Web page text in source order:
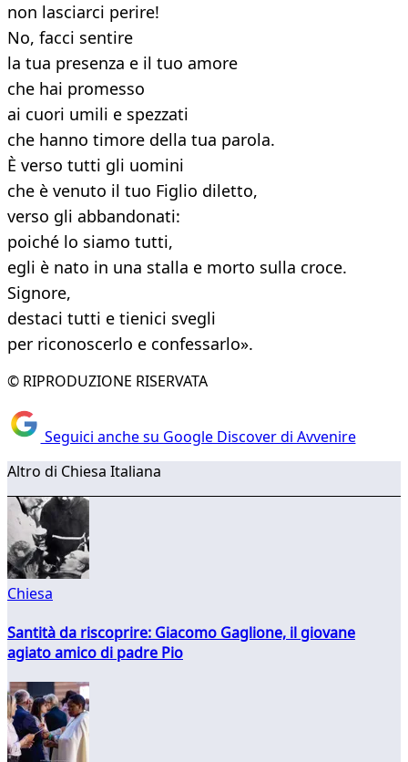
non lasciarci perire!
No, facci sentire
la tua presenza e il tuo amore
che hai promesso
ai cuori umili e spezzati
che hanno timore della tua parola.
È verso tutti gli uomini
che è venuto il tuo Figlio diletto,
verso gli abbandonati:
poiché lo siamo tutti,
egli è nato in una stalla e morto sulla croce.
Signore,
destaci tutti e tienici svegli
per riconoscerlo e confessarlo».
© RIPRODUZIONE RISERVATA
Seguici anche su Google Discover di Avvenire
Altro di Chiesa Italiana
Chiesa
Santità da riscoprire: Giacomo Gaglione, il giovane
agiato amico di padre Pio